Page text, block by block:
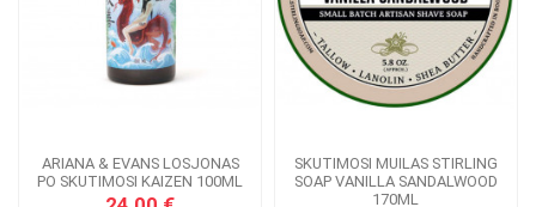
ARIANA & EVANS LOSJONAS
PO SKUTIMOSI KAIZEN 100ML
SKUTIMOSI MUILAS STIRLING
SOAP VANILLA SANDALWOOD
170ML